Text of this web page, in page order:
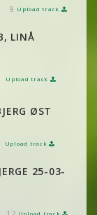
9 Upload track
LINÅ
Upload track
ØST
Upload track
25-03-
Upload track